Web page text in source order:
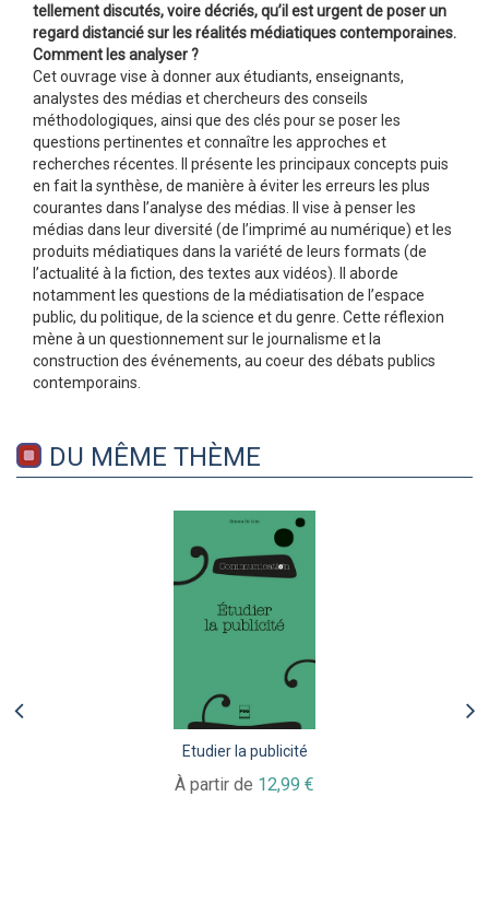
tellement discutés, voire décriés, qu’il est urgent de poser un
regard distancié sur les réalités médiatiques contemporaines.
Comment les analyser ?
Cet ouvrage vise à donner aux étudiants, enseignants,
analystes des médias et chercheurs des conseils
méthodologiques, ainsi que des clés pour se poser les
questions pertinentes et connaître les approches et
recherches récentes. Il présente les principaux concepts puis
en fait la synthèse, de manière à éviter les erreurs les plus
courantes dans l’analyse des médias. Il vise à penser les
médias dans leur diversité (de l’imprimé au numérique) et les
produits médiatiques dans la variété de leurs formats (de
l’actualité à la fiction, des textes aux vidéos). Il aborde
notamment les questions de la médiatisation de l’espace
public, du politique, de la science et du genre. Cette réflexion
mène à un questionnement sur le journalisme et la
construction des événements, au coeur des débats publics
contemporains.
DU MÊME THÈME
Etudier la publicité
À partir de 12,99 €